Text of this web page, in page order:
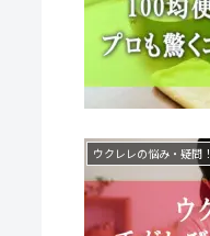
ウクレレの悩み・疑問！